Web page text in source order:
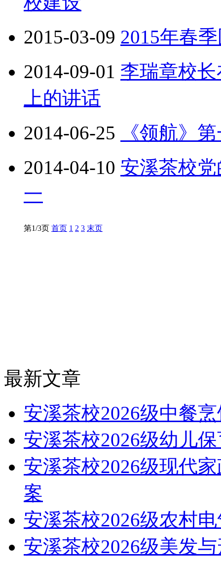
2015-03-09 2015年春
2014-09-01 李瑞章校
上的讲话
2014-06-25
《领航》
2014-04-10 安溪茶校
一
第1/3页 首页 1 2 3 末页
最新文章
安溪茶校2026级中餐
安溪茶校2026级幼儿
安溪茶校2026级现代
案
安溪茶校2026级农村
安溪茶校2026级美发